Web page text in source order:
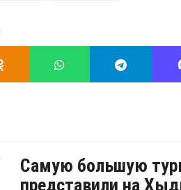
Самую большую
представили на